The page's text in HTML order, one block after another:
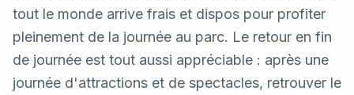
tout le monde arrive frais et dispos pour profiter
pleinement de la journée au parc. Le retour en fin
de journée est tout aussi appréciable : après une
journée d'attractions et de spectacles, retrouver le